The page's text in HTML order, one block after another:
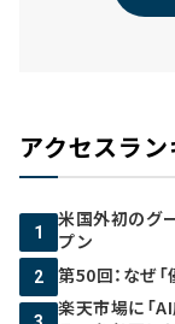
アクセスラ
1
米国外初のグ
プン
2 第50回：なぜ
楽天市場に「